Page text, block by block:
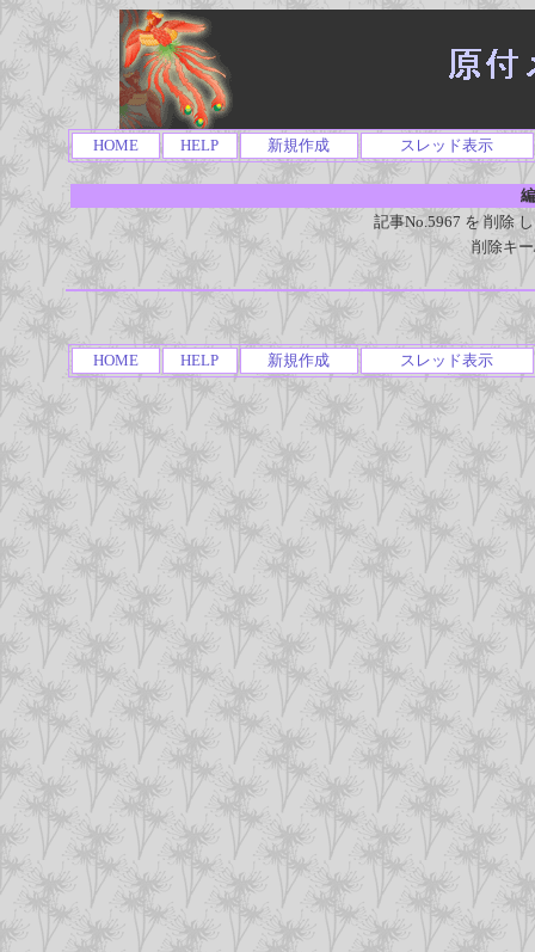
HOME HELP 新規作成 スレッド表示
記事No.5967 を 削除
削除キ
HOME HELP 新規作成 スレッド表示